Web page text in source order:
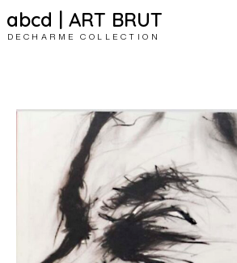
abcd | ART BRUT
DECHARME COLLECTION